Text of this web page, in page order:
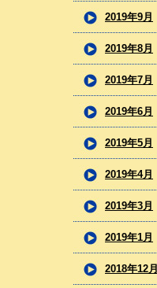
2019年9月
2019年8月
2019年7月
2019年6月
2019年5月
2019年4月
2019年3月
2019年1月
2018年12月